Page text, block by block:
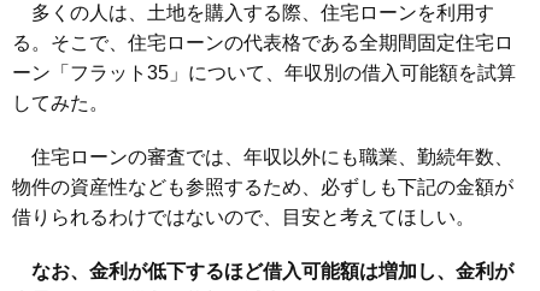
多くの人は、土地を購入する際、住宅ローンを利用す
る。そこで、住宅ローンの代表格である全期間固定住宅ロ
ーン「フラット35」について、年収別の借入可能額を試算
してみた。
住宅ローンの審査では、年収以外にも職業、勤続年数、
物件の資産性なども参照するため、必ずしも下記の金額が
借りられるわけではないので、目安と考えてほしい。
なお、金利が低下するほど借入可能額は増加し、金利が